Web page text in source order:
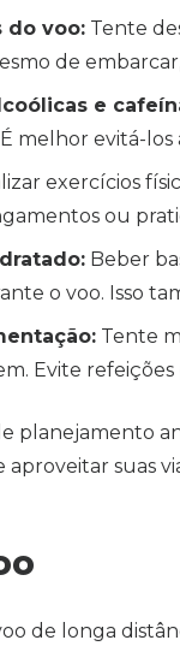
do voo:Tente
de
e
melhor evitá-
exercícios
ou
Beber
o voo. Isso
Tente
Evite
planejamento
suas
de longa